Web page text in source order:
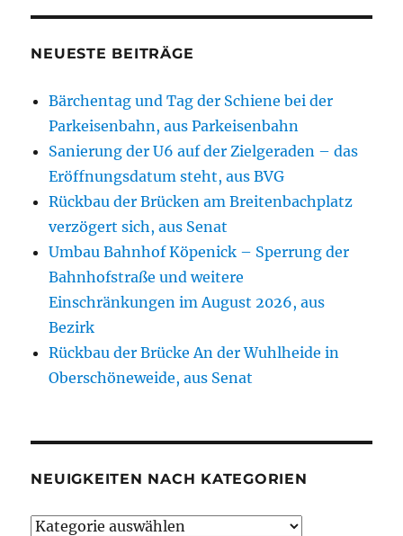
NEUESTE BEITRÄGE
Bärchentag und Tag der Schiene bei der
Parkeisenbahn, aus Parkeisenbahn
Sanierung der U6 auf der Zielgeraden – das
Eröffnungsdatum steht, aus BVG
Rückbau der Brücken am Breitenbachplatz
verzögert sich, aus Senat
Umbau Bahnhof Köpenick – Sperrung der
Bahnhofstraße und weitere
Einschränkungen im August 2026, aus
Bezirk
Rückbau der Brücke An der Wuhlheide in
Oberschöneweide, aus Senat
NEUIGKEITEN NACH KATEGORIEN
Neuigkeiten